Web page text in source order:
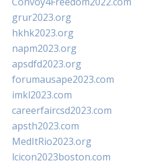
grur2023.org
hkhk2023.org
napm2023.org
apsdfd2023.org
forumausape2023.com
imkl2023.com
careerfaircsd2023.com
apsth2023.com
MedItRio2023.org
lcicon2023boston.com